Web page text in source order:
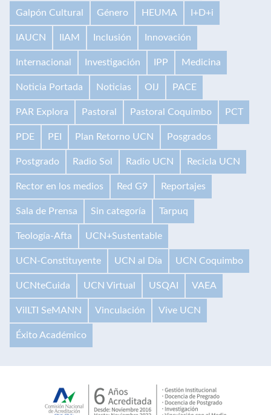
Galpón Cultural Género HEUMA I+D+i
IAUCN IIAM Inclusión Innovación
Internacional Investigación IPP Medicina
Noticia Portada Noticias OIJ PACE
PAR Explora Pastoral Pastoral Coquimbo PCT
PDE PEI Plan Retorno UCN Posgrados
Postgrado Radio Sol Radio UCN Recicla UCN
Rector en los medios Red G9 Reportajes
Sala de Prensa Sin categoría Tarpuq
Teología-Afta UCN+Sustentable
UCN-Constituyente UCN al Día UCN Coquimbo
UCNteCuida UCN Virtual USQAI VAEA
VilLTI SeMANN Vinculación Vive UCN
Éxito Académico